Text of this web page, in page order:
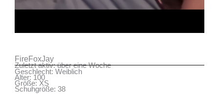
FireFoxJay
Zuletzt aktiv: über eine Woche
Geschlecht: Weiblich
Alter: 100
Größe: XS
Schuhgröße: 38